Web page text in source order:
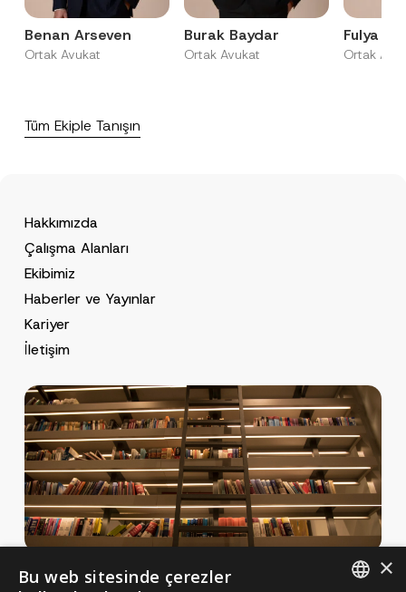
Benan Arseven
Ortak Avukat
Burak Baydar
Ortak Avukat
Fulya
Ortak
Tüm Ekiple Tanışın
Hakkımızda
Çalışma Alanları
Ekibimiz
Haberler ve Yayınlar
Kariyer
İletişim
Haberler ve Yayınlar
×
Bu web sitesinde çerezler